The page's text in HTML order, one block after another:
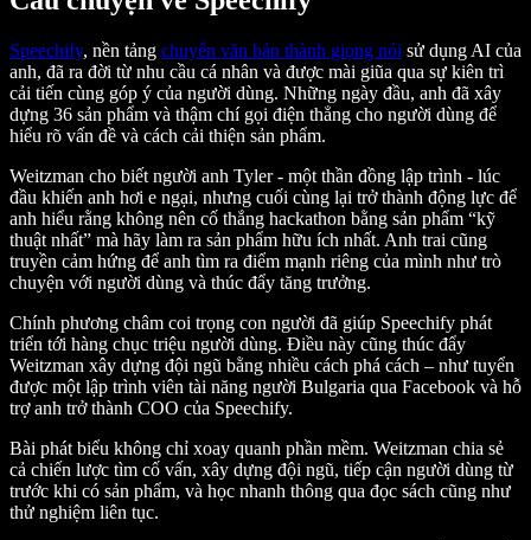
Speechify, nền tảng chuyển văn bản thành giọng nói sử dụng AI của
anh, đã ra đời từ nhu cầu cá nhân và được mài giũa qua sự kiên trì
cải tiến cùng góp ý của người dùng. Những ngày đầu, anh đã xây
dựng 36 sản phẩm và thậm chí gọi điện thẳng cho người dùng để
hiểu rõ vấn đề và cách cải thiện sản phẩm.
Weitzman cho biết người anh Tyler - một thần đồng lập trình - lúc
đầu khiến anh hơi e ngại, nhưng cuối cùng lại trở thành động lực để
anh hiểu rằng không nên cố thắng hackathon bằng sản phẩm “kỹ
thuật nhất” mà hãy làm ra sản phẩm hữu ích nhất. Anh trai cũng
truyền cảm hứng để anh tìm ra điểm mạnh riêng của mình như trò
chuyện với người dùng và thúc đẩy tăng trưởng.
Chính phương châm coi trọng con người đã giúp Speechify phát
triển tới hàng chục triệu người dùng. Điều này cũng thúc đẩy
Weitzman xây dựng đội ngũ bằng nhiều cách phá cách – như tuyển
được một lập trình viên tài năng người Bulgaria qua Facebook và hỗ
trợ anh trở thành COO của Speechify.
Bài phát biểu không chỉ xoay quanh phần mềm. Weitzman chia sẻ
cả chiến lược tìm cố vấn, xây dựng đội ngũ, tiếp cận người dùng từ
trước khi có sản phẩm, và học nhanh thông qua đọc sách cũng như
thử nghiệm liên tục.